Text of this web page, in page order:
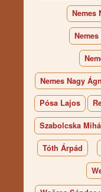
Nemes
Nemes Nagy
Pósa Lajos
Szabolcska
Tóth Árpád